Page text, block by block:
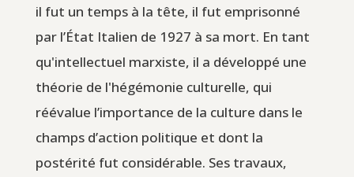
il fut un temps à la tête, il fut emprisonné
par l’État Italien de 1927 à sa mort. En tant
qu'intellectuel marxiste, il a développé une
théorie de l'hégémonie culturelle, qui
réévalue l’importance de la culture dans le
champs d’action politique et dont la
postérité fut considérable. Ses travaux,